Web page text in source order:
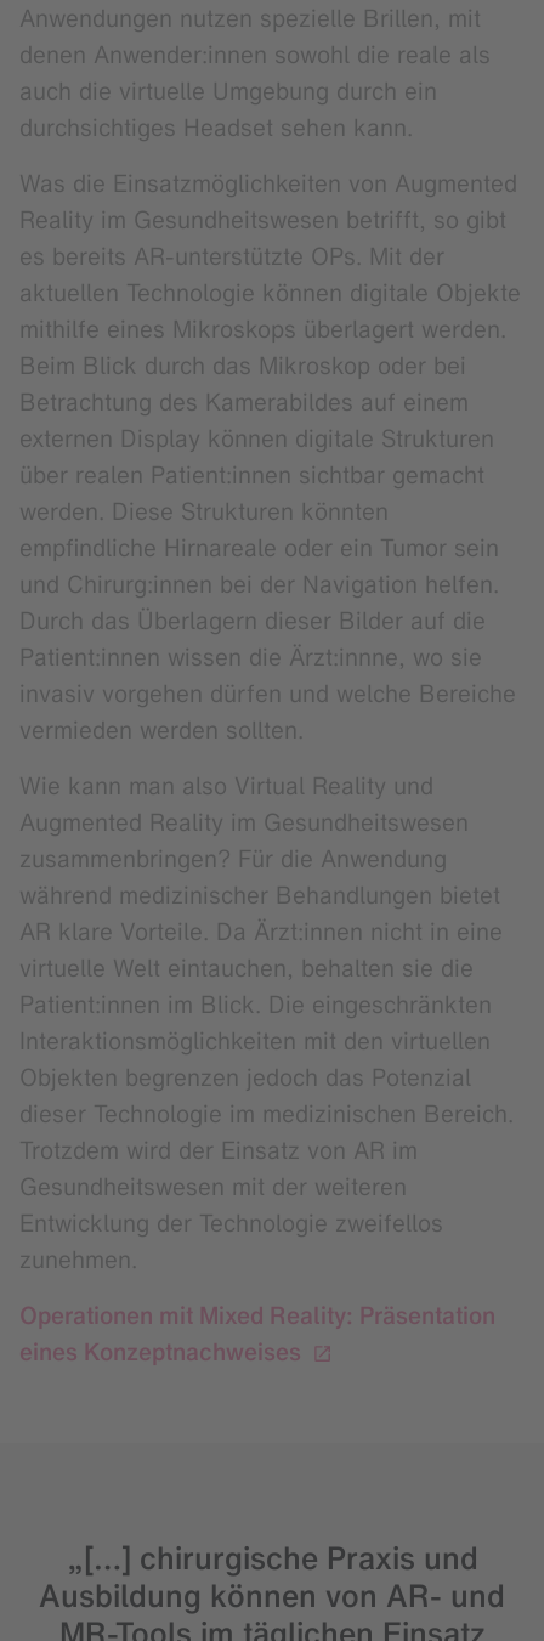
Anwendungen nutzen spezielle Brillen, mit
denen Anwender:innen sowohl die reale als
auch die virtuelle Umgebung durch ein
durchsichtiges Headset sehen kann.
Was die Einsatzmöglichkeiten von Augmented
Reality im Gesundheitswesen betrifft, so gibt
es bereits AR-unterstützte OPs. Mit der
aktuellen Technologie können digitale Objekte
mithilfe eines Mikroskops überlagert werden.
Beim Blick durch das Mikroskop oder bei
Betrachtung des Kamerabildes auf einem
externen Display können digitale Strukturen
über realen Patient:innen sichtbar gemacht
werden. Diese Strukturen könnten
empfindliche Hirnareale oder ein Tumor sein
und Chirurg:innen bei der Navigation helfen.
Durch das Überlagern dieser Bilder auf die
Patient:innen wissen die Ärzt:innne, wo sie
invasiv vorgehen dürfen und welche Bereiche
vermieden werden sollten.
Wie kann man also Virtual Reality und
Augmented Reality im Gesundheitswesen
zusammenbringen? Für die Anwendung
während medizinischer Behandlungen bietet
AR klare Vorteile. Da Ärzt:innen nicht in eine
virtuelle Welt eintauchen, behalten sie die
Patient:innen im Blick. Die eingeschränkten
Interaktionsmöglichkeiten mit den virtuellen
Objekten begrenzen jedoch das Potenzial
dieser Technologie im medizinischen Bereich.
Trotzdem wird der Einsatz von AR im
Gesundheitswesen mit der weiteren
Entwicklung der Technologie zweifellos
zunehmen.
Operationen mit Mixed Reality: Präsentation
eines Konzeptnachweises
„[…] chirurgische Praxis und
Ausbildung können von AR- und